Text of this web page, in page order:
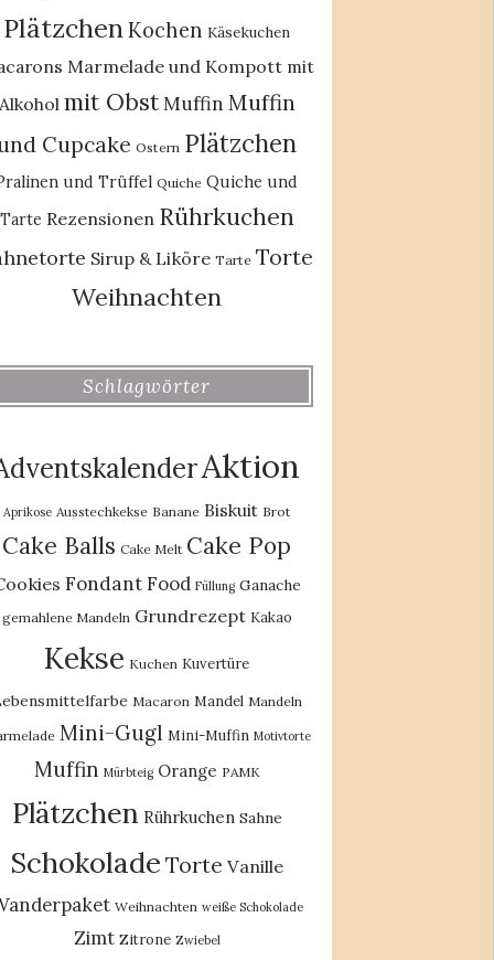
PlätzchenKochen Käsekuchen
Marmelade und Kompott mit
mit Obst Muffin Muffin
Cupcake Ostern Plätzchen
und Trüffel Quiche Quiche und
Tarte Rezensionen Rührkuchen
Sirup & Liköre Tarte Torte
Weihnachten
Schlagwörter
Aktion
Aprikose Ausstechkekse Banane Biskuit Brot
Cake Balls Cake Melt Cake Pop
Fondant Food Füllung Ganache
gemahlene Mandeln Grundrezept Kakao
Kekse Kuchen Kuvertüre
Macaron Mandel Mandeln
Mini-Gugl Mini-Muffin Motivtorte
Muffin Mürbteig Orange PAMK
Plätzchen Rührkuchen Sahne
Schokolade Torte Vanille
Weihnachten weiße Schokolade
Zimt Zitrone Zwiebel